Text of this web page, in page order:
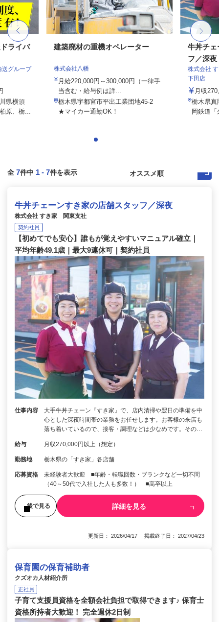
ライバ
送グループ
県横須
原、栃...
建築廃材の重機オペレーター
株式会社八幡
月給220,000円～300,000円（一律手
当含む・給与例は詳...
栃木県宇都宮市平出工業団地45-2
★マイカー通勤OK！
牛丼チェ
フ／深夜
株式会社
下田店
月収
栃木県真
岡鉄道
全 7件中 1 - 7件を表示
牛丼チェーンすき家の店舗スタッフ／深夜
株式会社 すき家 関東支社
契約社員
【初めてでも安心】誰もが覚えやすいマニュアル確立｜
平均年齢49.1歳｜最大9連休可｜契約社員
仕事内容
大手牛丼チェーン『すき家』で、店内清掃や翌日の準備を中
心とした深夜時間帯の業務をお任せします。お客様の来店も
落ち着いているので、接客・調理などは少なめです。その…
給与 月収270,000円以上（想定）
勤務地 栃木県の「すき家」各店舗
応募資格
未経験者大歓迎 ■年齢・転職回数・ブランクなど一切不問
（40～50代で入社した人も多数！） ■高卒以上
後で見る 詳細を見る
更新日： 2026/04/17 掲載終了日： 2027/04/23
保育園の保育補助者
クズオカ人材紹介所
正社員
子育て支援員資格を全額会社負担で取得できます♪ 保育士
資格所持者大歓迎！ 完全週休2日制